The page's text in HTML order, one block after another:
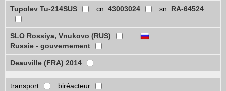
Tupolev Tu-214SUS
cn: 43003024 sn: RA-64524
SLO Rossiya, Vnukovo (RUS)
Russie - gouvernement
Deauville (FRA) 2014
transport biréacteur